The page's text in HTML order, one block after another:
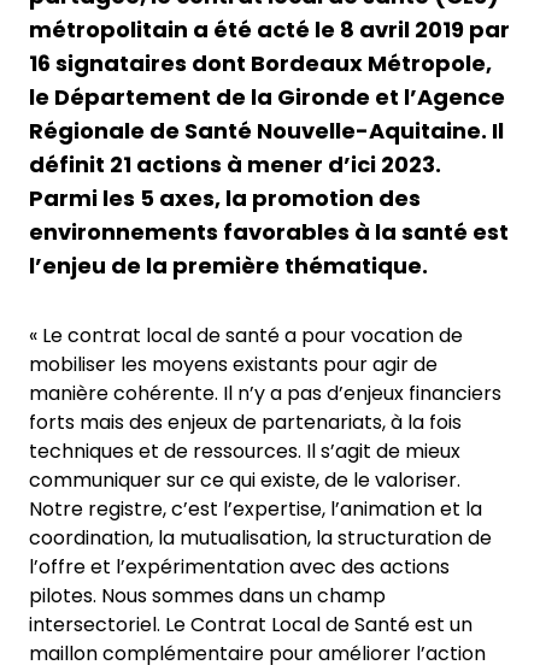
métropolitain a été acté le 8 avril 2019 par
16 signataires dont Bordeaux Métropole,
le Département de la Gironde et l’Agence
Régionale de Santé Nouvelle-Aquitaine. Il
définit 21 actions à mener d’ici 2023.
Parmi les 5 axes, la promotion des
environnements favorables à la santé est
l’enjeu de la première thématique.
« Le contrat local de santé a pour vocation de
mobiliser les moyens existants pour agir de
manière cohérente. Il n’y a pas d’enjeux financiers
forts mais des enjeux de partenariats, à la fois
techniques et de ressources. Il s’agit de mieux
communiquer sur ce qui existe, de le valoriser.
Notre registre, c’est l’expertise, l’animation et la
coordination, la mutualisation, la structuration de
l’offre et l’expérimentation avec des actions
pilotes. Nous sommes dans un champ
intersectoriel. Le Contrat Local de Santé est un
maillon complémentaire pour améliorer l’action